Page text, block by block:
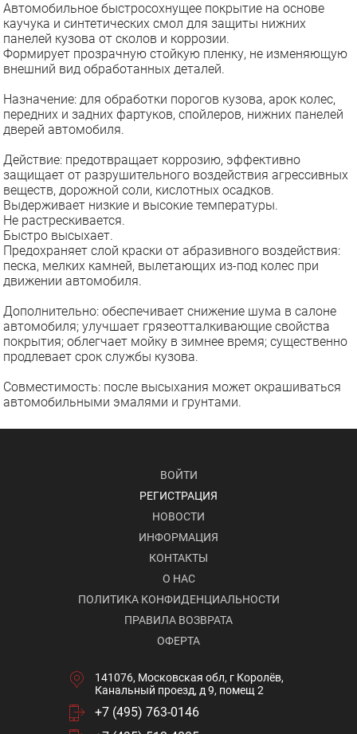
Автомобильное быстросохнущее покрытие на основе
каучука и синтетических смол для защиты нижних
панелей кузова от сколов и коррозии.
Формирует прозрачную стойкую пленку, не изменяющую
внешний вид обработанных деталей.
Назначение: для обработки порогов кузова, арок колес,
передних и задних фартуков, спойлеров, нижних панелей
дверей автомобиля.
Действие: предотвращает коррозию, эффективно
защищает от разрушительного воздействия агрессивных
веществ, дорожной соли, кислотных осадков.
Выдерживает низкие и высокие температуры.
Не растрескивается.
Быстро высыхает.
Предохраняет слой краски от абразивного воздействия:
песка, мелких камней, вылетающих из-под колес при
движении автомобиля.
Дополнительно: обеспечивает снижение шума в салоне
автомобиля; улучшает грязеотталкивающие свойства
покрытия; облегчает мойку в зимнее время; существенно
продлевает срок службы кузова.
Совместимость: после высыхания может окрашиваться
автомобильными эмалями и грунтами.
ВОЙТИ
РЕГИСТРАЦИЯ
НОВОСТИ
ИНФОРМАЦИЯ
КОНТАКТЫ
О НАС
ПОЛИТИКА КОНФИДЕНЦИАЛЬНОСТИ
ПРАВИЛА ВОЗВРАТА
ОФЕРТА
141076, Московская обл, г Королёв,
Канальный проезд, д 9, помещ 2
+7 (495) 763-0146